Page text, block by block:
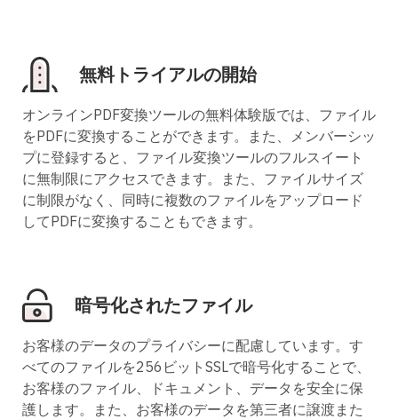
無料トライアルの開始
オンラインPDF変換ツールの無料体験版では、ファイル
をPDFに変換することができます。また、メンバーシッ
プに登録すると、ファイル変換ツールのフルスイート
に無制限にアクセスできます。また、ファイルサイズ
に制限がなく、同時に複数のファイルをアップロード
してPDFに変換することもできます。
暗号化されたファイル
お客様のデータのプライバシーに配慮しています。す
べてのファイルを256ビットSSLで暗号化することで、
お客様のファイル、ドキュメント、データを安全に保
護します。また、お客様のデータを第三者に譲渡また